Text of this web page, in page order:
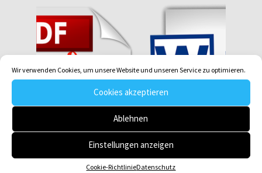
Wir verwenden Cookies, um unsere Website und unseren Service zu optimieren.
Cookies akzeptieren
Ablehnen
Einstellungen anzeigen
Cookie-RichtlinieDatenschutz